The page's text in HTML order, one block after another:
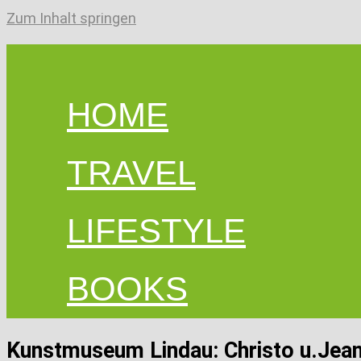
Zum Inhalt springen
HOME
TRAVEL
LIFESTYLE
BOOKS
Kunstmuseum Lindau: Christo